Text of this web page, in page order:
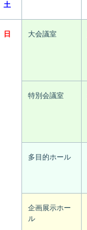
土
日 大会議室
特別会議室
多目的ホール
企画展示ホー
ル